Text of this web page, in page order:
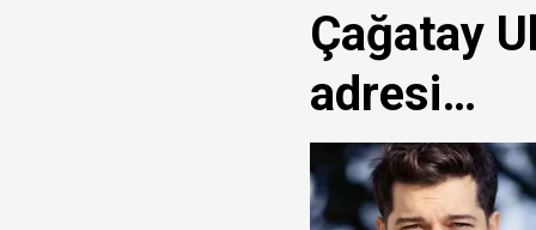
TGRT Ankara
yapmadım' dedi..."
Çağatay
adresi…